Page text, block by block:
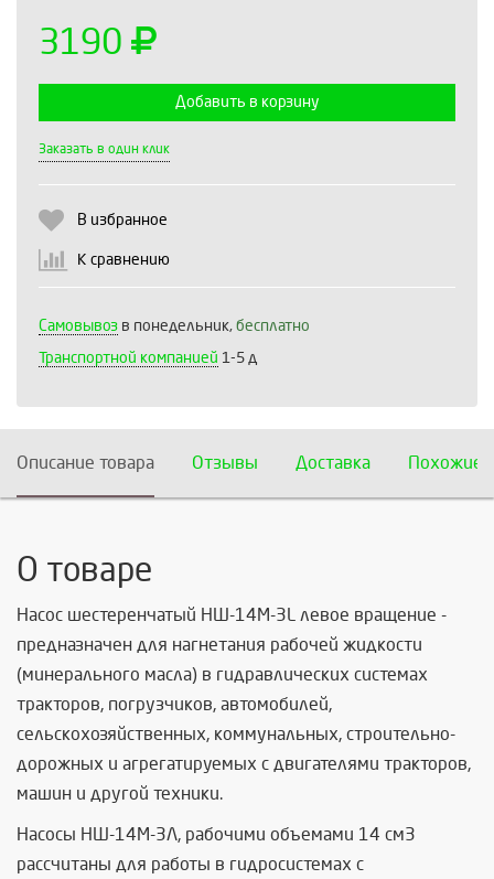
3190
Добавить в корзину
Заказать в один клик
В избранное
К сравнению
Самовывоз в понедельник, бесплатно
Транспортной компанией 1-5 д
Описание товара Отзывы Доставка Похожие
О товаре
Насос шестеренчатый НШ-14М-3L левое вращение -
предназначен для нагнетания рабочей жидкости
(минерального масла) в гидравлических системах
тракторов, погрузчиков, автомобилей,
сельскохозяйственных, коммунальных, строительно-
дорожных и агрегатируемых с двигателями тракторов,
машин и другой техники.
Насосы НШ-14М-3Л, рабочими объемами 14 см3
рассчитаны для работы в гидросистемах с